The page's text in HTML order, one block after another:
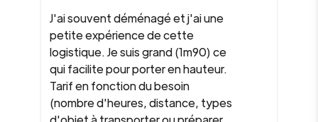
J'ai souvent déménagé et j'ai une
petite expérience de cette
logistique. Je suis grand (1m90) ce
qui facilite pour porter en hauteur.
Tarif en fonction du besoin
(nombre d'heures, distance, types